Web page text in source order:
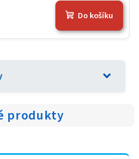
Do košíku
expand_more
produkty